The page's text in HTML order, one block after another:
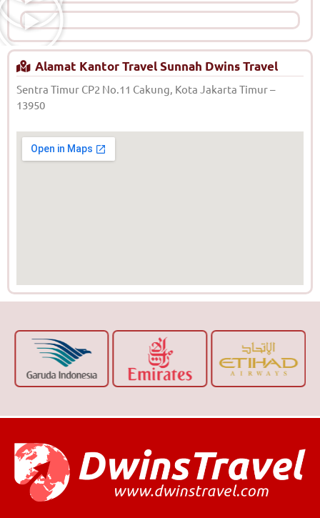
Alamat Kantor Travel Sunnah Dwins Travel
Sentra Timur CP2 No.11 Cakung, Kota Jakarta Timur –
13950